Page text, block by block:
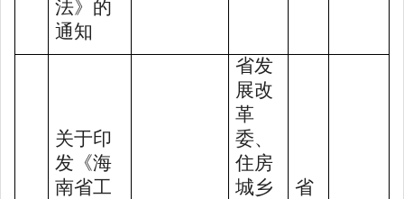
法》的
通知
关于印
发《海
南省工
省发
展改
革
委、
住房
城乡
省